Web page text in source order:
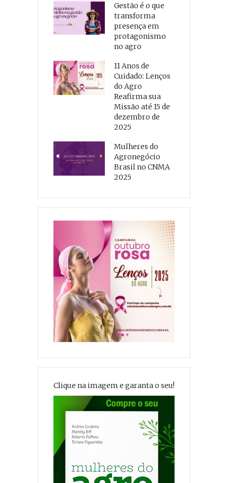
Gestão é o que
transforma
presença em
protagonismo
no agro
11 Anos de
Cuidado: Lenços
do Agro
Reafirma sua
Missão até 15 de
dezembro de
2025
Mulheres do
Agronegócio
Brasil no CNMA
2025
Clique na imagem e garanta o seu!